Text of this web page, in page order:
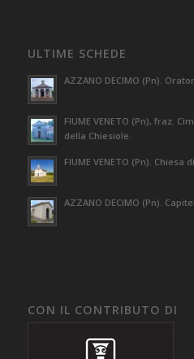
ULTIME SCHEDE
AZZANO DECIMO (Pn).
FIUME VENETO (Pn), fraz.
della Chiesiole.
FIUME VENETO (Pn).
AZZANO DECIMO (Pn).
CON IL CONTRIBUTO DI